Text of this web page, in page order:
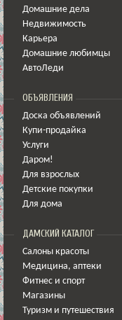
Домашние дела
Недвижимость
Карьера
Домашние любимцы
АвтоЛеди
ОБЪЯВЛЕНИЯ
Доска объявлений
Купи-продайка
Услуги
Даром!
Для взрослых
Детские покупки
Для дома
ДАМСКИЙ КАТАЛОГ
Салоны красоты
Медицина, аптеки
Фитнес и спорт
Магазины
Туризм и путешествия